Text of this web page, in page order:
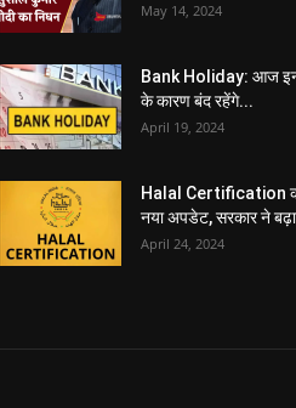
May 14, 2024
Bank Holiday: आज इन
के कारण बंद रहेंगे...
April 19, 2024
Halal Certification
नया अपडेट, सरकार ने
April 24, 2024